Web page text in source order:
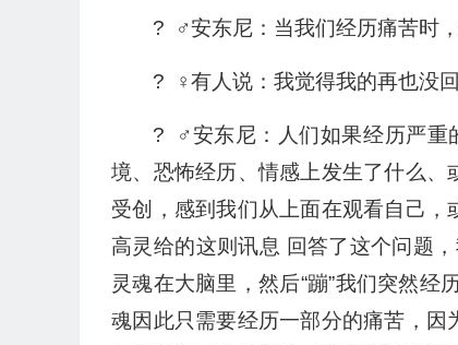
? ‍ ♂️安东尼：当我们经历痛苦时
? ‍ ♀️有人说：我觉得我的再也没
? ‍ ♂️安东尼：人们如果经历严重
境、恐怖经历、情感上发生了什么
受创，感到我们从上面在观看自己
高灵给的这则讯息 回答了这个问题
灵魂在大脑里，然后“蹦”我们突然
魂因此只需要经历一部分的痛苦，